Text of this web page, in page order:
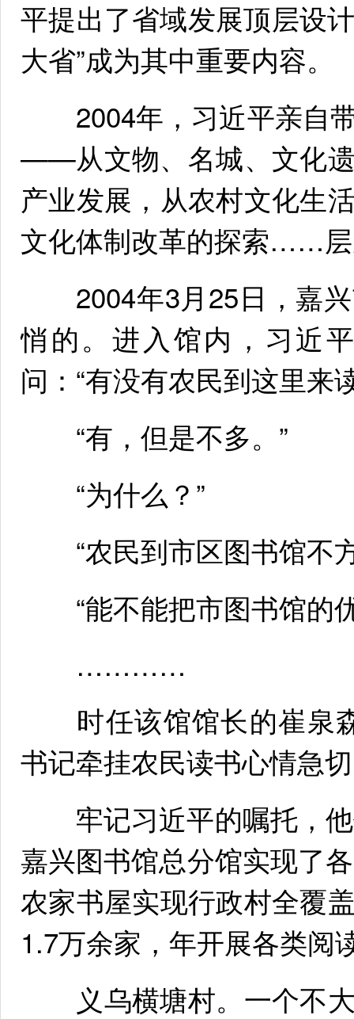
平提出了省域发展顶层设
大省”成为其中重要内容。
2004年，习近平亲自
——从文物、名城、文化
产业发展，从农村文化生
文化体制改革的探索……
2004年3月25日，嘉兴
悄的。进入馆内，习近
问：“有没有农民到这里来
“有，但是不多。”
“为什么？”
“农民到市区图书馆不
“能不能把市图书馆的
…………
时任该馆馆长的崔泉
书记牵挂农民读书心情急
牢记习近平的嘱托，他
嘉兴图书馆总分馆实现了
农家书屋实现行政村全覆
1.7万余家，年开展各类阅
义乌横塘村。一个不大